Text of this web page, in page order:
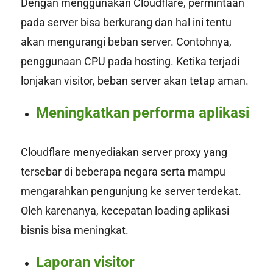
Dengan menggunakan Cloudflare, permintaan
pada server bisa berkurang dan hal ini tentu
akan mengurangi beban server. Contohnya,
penggunaan CPU pada hosting. Ketika terjadi
lonjakan visitor, beban server akan tetap aman.
Meningkatkan performa aplikasi
Cloudflare menyediakan server proxy yang
tersebar di beberapa negara serta mampu
mengarahkan pengunjung ke server terdekat.
Oleh karenanya, kecepatan loading aplikasi
bisnis bisa meningkat.
Laporan visitor